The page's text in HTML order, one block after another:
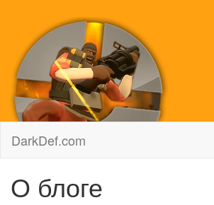
DarkDef.com
О блоге